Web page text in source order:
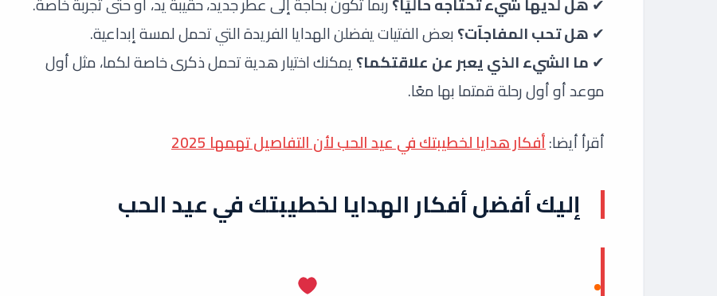
✔هل تحب المفاجآت؟بعض الفتيات يفضلن الهدايا الفريدة التي تحمل لمسة إبداعية.
✔ما الشيء الذي يعبر عن علاقتكما؟يمكنك اختيار هدية تحمل ذكرى خاصة لكما، مثل أول
موعد أو أول رحلة قمتما بها معًا.
أقرأ أيضا:أفكار هدايا لخطيبتك في عيد الحب لأن التفاصيل تهمها 2025
إليك أفضل أفكار الهدايا لخطيبتك في عيد الحب